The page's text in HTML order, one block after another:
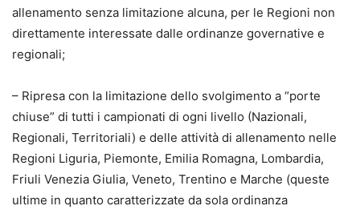
allenamento senza limitazione alcuna, per le Regioni non
direttamente interessate dalle ordinanze governative e
regionali;
– Ripresa con la limitazione dello svolgimento a “porte
chiuse” di tutti i campionati di ogni livello (Nazionali,
Regionali, Territoriali) e delle attività di allenamento nelle
Regioni Liguria, Piemonte, Emilia Romagna, Lombardia,
Friuli Venezia Giulia, Veneto, Trentino e Marche (queste
ultime in quanto caratterizzate da sola ordinanza